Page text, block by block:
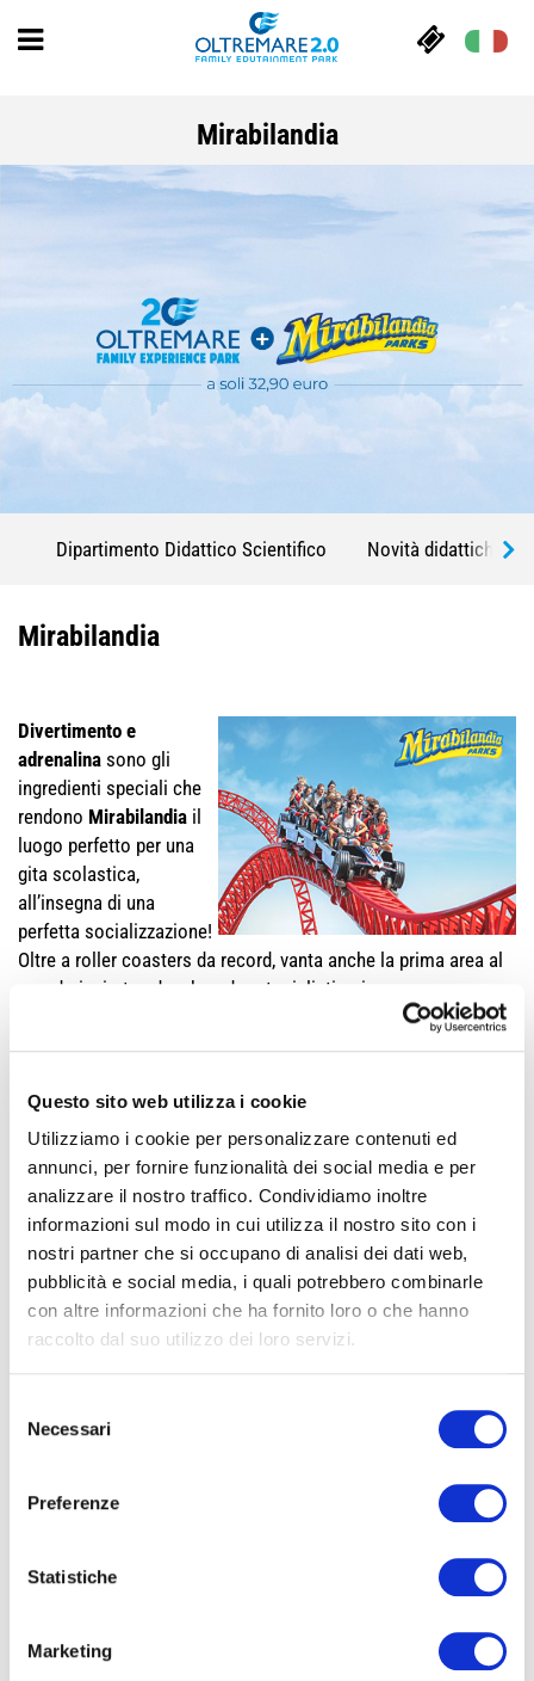
Questo sito web utilizza i cookie
Utilizziamo i cookie per personalizzare contenuti ed
annunci, per fornire funzionalità dei social media e per
analizzare il nostro traffico. Condividiamo inoltre
informazioni sul modo in cui utilizza il nostro sito con i
nostri partner che si occupano di analisi dei dati web,
pubblicità e social media, i quali potrebbero combinarle
con altre informazioni che ha fornito loro o che hanno
raccolto dal suo utilizzo dei loro servizi.
delNecessari
Preferenze
Statistiche
Marketing
Mirabilandia
Dipartimento Didattico Scientifico Novità didattiche
Mirabilandia
Divertimento e
adrenalina sono gli
ingredienti speciali che
rendono Mirabilandia il
luogo perfetto per una
gita scolastica,
all’insegna di una
perfetta socializzazione!
Oltre a roller coasters da record, vanta anche la prima area al
mondo ispirata ad un brand motociclistico in un parco
Mirabilandia, oltre ad essere il Parco divertimenti più grande
attrazioni e aree tematiche continua ad appassionare docenti
e studenti di tutte le età!
Il pacchetto comprende l’ingresso ad Oltremare e l’ingresso a
Mirabilandia.
Travelmix srl
48125 Mirabilandia - Savio (RA)
tel. 0544 560822 - 561340